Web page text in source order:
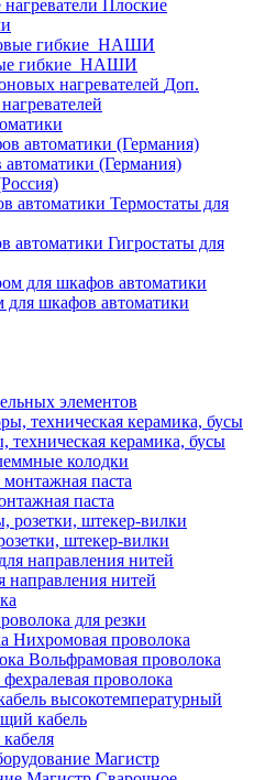
Плоские
гибкие_НАШИ
Доп.
(Германия)
Термостаты для
Гигростаты для
для шкафов автоматики
элементов
техническая керамика, бусы
колодки
паста
штекер-вилки
направления нитей
для резки
Нихромовая проволока
Вольфрамовая проволока
фехралевая проволока
высокотемпературный
кабель
Магистр